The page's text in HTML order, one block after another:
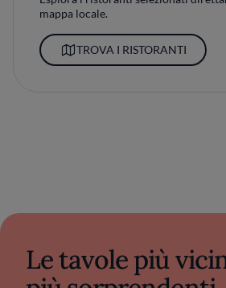
mappa locale.
TROVA I RISTORANTI
Le tavole più